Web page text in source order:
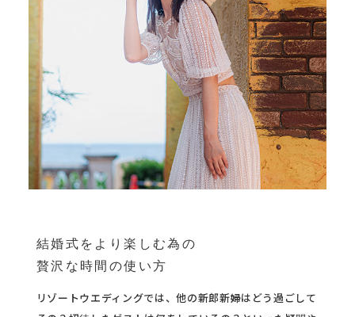
結婚式をより楽しむ為の
贅沢な時間の使い方
リゾートウエディングでは、他の新郎新婦はどう過ごして